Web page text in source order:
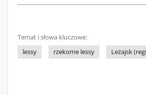
Temat i słowa kluczowe:
lessy
rzekome lessy Leżajsk